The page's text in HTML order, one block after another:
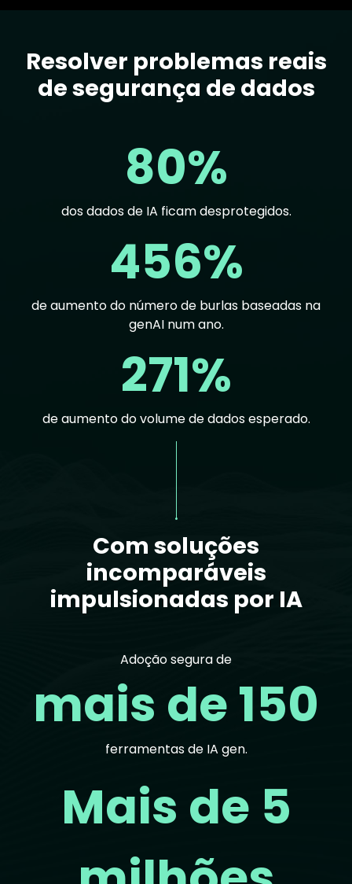
Text
Resolver problemas reais
de segurança de dados
80%
dos dados de IA ficam desprotegidos.
456%
de aumento do número de burlas baseadas na
genAI num ano.
271%
de aumento do volume de dados esperado.
Com soluções
incomparáveis
impulsionadas por IA
Adoção segura de
mais de 150
ferramentas de IA gen.
Mais de 5